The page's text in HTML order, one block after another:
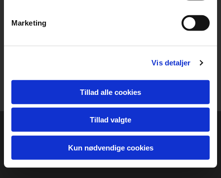
Marketing
Vis detaljer
Tillad alle cookies
Tillad valgte
Kun nødvendige cookies